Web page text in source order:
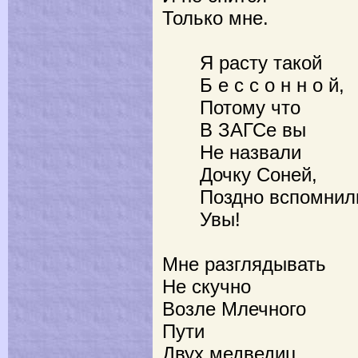
Только мне.
Я расту такой
Б е с с о н н о й,
Потому что
В ЗАГСе вы
Не назвали
Дочку Соней,
Поздно
Увы!
Мне разглядывать
Не скучно
Возле Млечного
Пути
Двух медведиц